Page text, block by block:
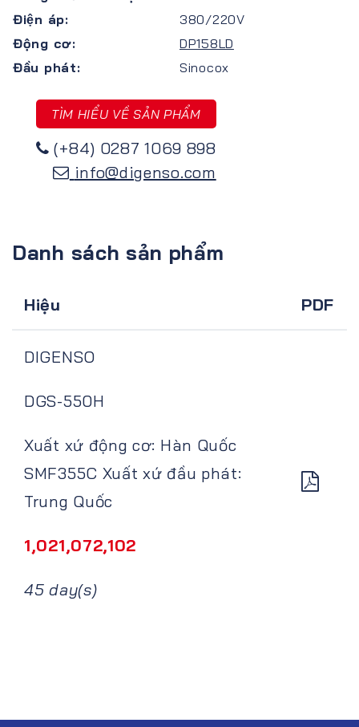
Điện áp:
380/220V
Động cơ:
DP158LD
Đầu phát:
Sinocox
TÌM HIỂU VỀ SẢN PHẨM
(+84) 0287 1069 898
info@digenso.com
Danh sách sản phẩm
Hiệu PDF
DIGENSO
DGS-550H
Xuất xứ động cơ: Hàn Quốc
SMF355C Xuất xứ đầu phát:
Trung Quốc
1,021,072,102
45 day(s)